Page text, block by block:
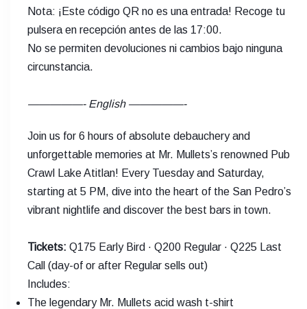
Nota: ¡Este código QR no es una entrada! Recoge tu
pulsera en recepción antes de las 17:00.
No se permiten devoluciones ni cambios bajo ninguna
circunstancia.
—————- English —————-
Join us for 6 hours of absolute debauchery and
unforgettable memories at Mr. Mullets’s renowned Pub
Crawl Lake Atitlan! Every Tuesday and Saturday,
starting at 5 PM, dive into the heart of the San Pedro’s
vibrant nightlife and discover the best bars in town.
Tickets: Q175 Early Bird · Q200 Regular · Q225 Last
Call (day-of or after Regular sells out)
Includes:
The legendary Mr. Mullets acid wash t-shirt